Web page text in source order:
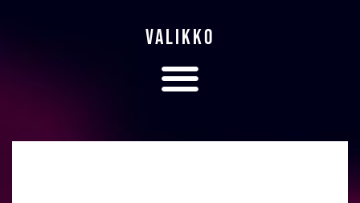
VALIKKO